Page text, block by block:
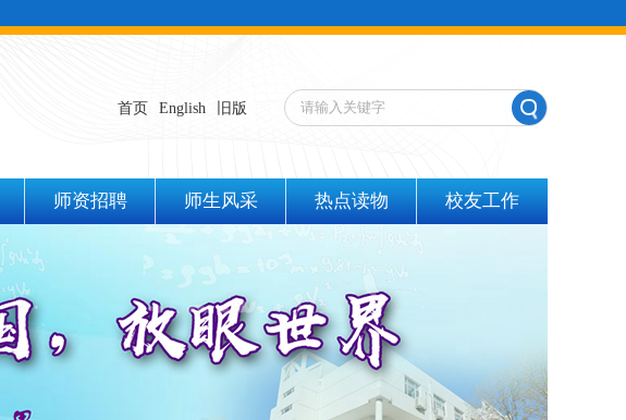
首页 English 旧版
师资招聘 师生风采 热点读物 校友工作